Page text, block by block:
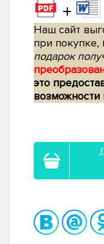
+
Наш сайт
при покупке,
подарок
это
возможности